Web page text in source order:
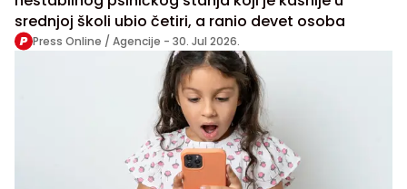
srednjoj školi ubio četiri, a ranio devet osoba
Press Online / Agencije - 30. Jul 2026.